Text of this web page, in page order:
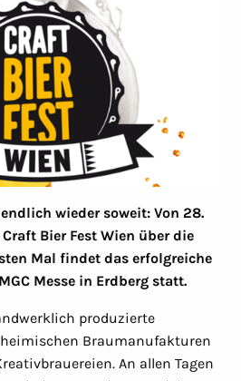
wieder soweit: Von 28.
Bier Fest Wien über die
Mal findet das erfolgreiche
Messe in Erdberg statt.
produzierte
Braumanufakturen
An allen Tagen